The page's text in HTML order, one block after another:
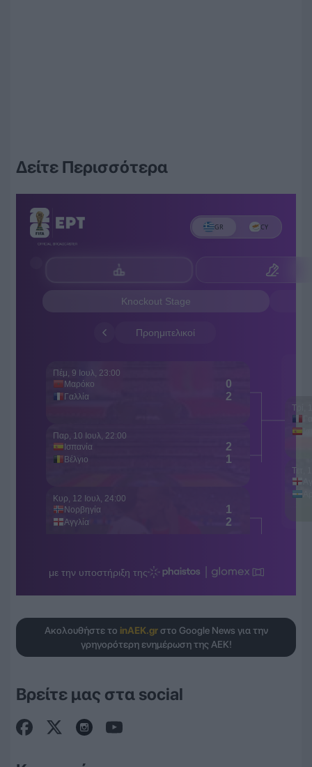
Δείτε Περισσότερα
Ακολουθήστε το inAEK.grστο Google News για την
γρηγορότερη ενημέρωση της ΑΕΚ!
Βρείτε μας στα social